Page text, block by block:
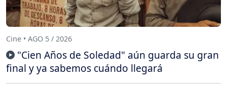
Cine • AGO 5 / 2026
"Cien Años de Soledad" aún guarda su gran
final y ya sabemos cuándo llegará